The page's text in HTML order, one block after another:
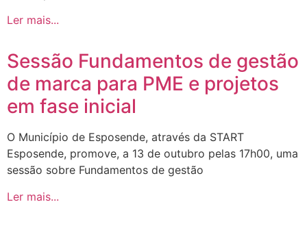
Ler mais...
Sessão Fundamentos de gestão
de marca para PME e projetos
em fase inicial
O Município de Esposende, através da START
Esposende, promove, a 13 de outubro pelas 17h00, uma
sessão sobre Fundamentos de gestão
Ler mais...